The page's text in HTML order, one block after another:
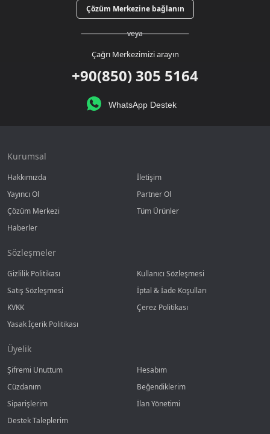
Çözüm Merkezine bağlanın
veya
Çağrı Merkezimizi arayın
+90(850) 305 5164
WhatsApp Destek
Kurumsal
Hakkımızda
İletişim
Yayıncı Ol
Partner Ol
Çözüm Merkezi
Tüm Ürünler
Haberler
Sözleşmeler
Gizlilik Politikası
Kullanıcı Sözleşmesi
Satış Sözleşmesi
İptal & İade Koşulları
KVKK
Çerez Politikası
Yasak İçerik Politikası
Üyelik
Şifremi Unuttum
Hesabım
Cüzdanım
Beğendiklerim
Siparişlerim
İlan Yönetimi
Destek Taleplerim